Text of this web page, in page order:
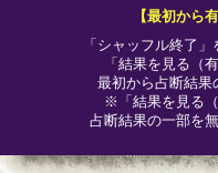
【最初から
「シャッフル終了
「結果を見る（
最初から占断結果
※「結果を見る
占断結果の一部を